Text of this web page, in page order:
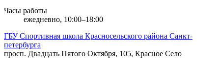
Часы работы
ежедневно, 10:00–18:00
ГБУ Спортивная школа Красносельского района Санкт-
петербурга
просп. Двадцать Пятого Октября, 105, Красное Село